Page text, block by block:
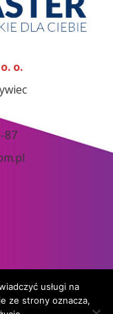
o.
87
usługi na
ze strony oznacza,